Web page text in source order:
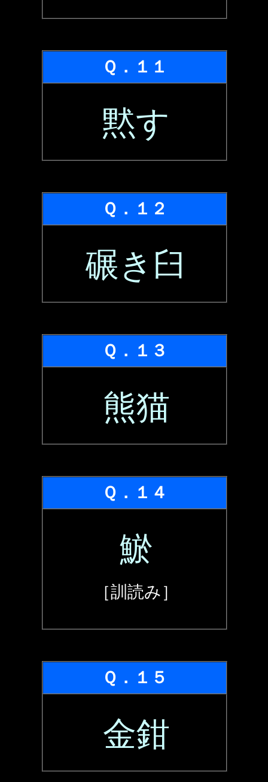
Ｑ．１１
黙す
Ｑ．１２
碾き臼
Ｑ．１３
熊猫
Ｑ．１４
鯲
［訓読み］
Ｑ．１５
金鉗